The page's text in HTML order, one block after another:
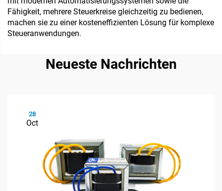
Fähigkeit, mehrere Steuerkreise gleichzeitig zu bedienen,
machen sie zu einer kosteneffizienten Lösung für komplexe
Steueranwendungen.
Neueste Nachrichten
28
Oct